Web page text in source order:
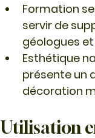
Formation
servir de
géologues
Esthétique
présente un
décoration
Utilisation